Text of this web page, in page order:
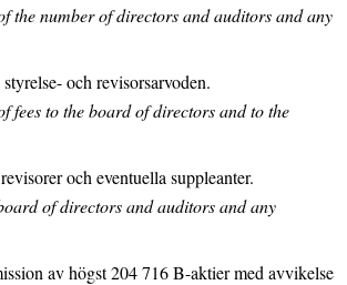
the number of directors and auditors and any
och revisorsarvoden.
fees to the board of directors and to the
och eventuella suppleanter.
of directors and auditors and any
av högst 204 716 B-aktier med avvikelse